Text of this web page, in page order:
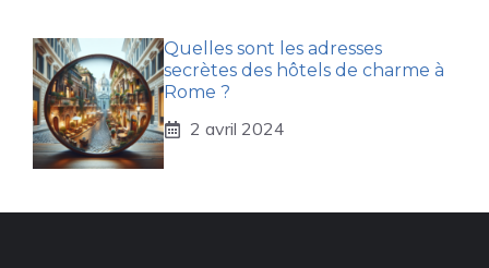
Quelles sont les adresses
secrètes des hôtels de charme à
Rome ?
2 avril 2024